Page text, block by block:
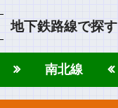
地下鉄路線で探す
南北線